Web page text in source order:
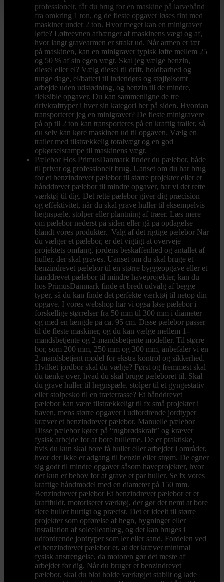
professionelt, får du brug for en maskine på larvebånd
fra omkring 1 ton, og de fleste opgaver løses fint med
maskiner under 2 ton. Hvor meget kan en minigraver
løfte? Løfteevnen afhænger af maskinens vægt og af,
hvor langt gravearmen er strakt ud. Når armen er tæt
på maskinen, kan en minigraver typisk løfte mellem 25
og 50 % af sin egen vægt. Skal jeg vælge benzin,
diesel eller el? Vælg diesel til drift, holdbarhed og
tunge dage, el/batteri til indendørs og støjfølsomt
arbejde uden udstødning, og benzin til de mindre,
fleksible opgaver. Du kan sammenligne de tre
drivkrafttyper i hver sin kategori her på siden. Hvordan
transporterer jeg en minigraver? De fleste minigravere
på op til 2 ton kan transporteres på en kraftig trailer, så
du selv kan køre maskinen ud til opgaven. Vælg en
trailer med tilstrækkelig totalvægt og en god
opkørselsrampe til maskinens vægt.
Pælebor Hos PrimusDanmark finder du pælebor, både
til privat og professionelt brug. Uanset om du har brug
for et benzindrevet pælebor til større projekter eller et
hånddrevet pælebor til mindre opgaver, har vi det rette
værktøj til dig. Det rette pælebor giver dig præcision
og effektivitet, når du skal grave huller til eksempelvis
hegnspæle, stolper eller plantning af træer. Læs mere
om pælebor nederst på siden eller gå på opdagelse
blandt vores produkter. Valg af det rigtige pælebor Når
du vælger et pælebor, er det vigtigt at overveje
projektets omfang, jordens beskaffenhed og antallet af
huller, der skal graves. Uanset om du skal bruge et
benzindrevet pælebor til en større byggeopgave eller et
hånddrevet pælebor til mindre haveprojekter, kan du
hos PrimusDanmark finde et bredt udvalg af begge
typer, så du kan finde det perfekte værktøj til netop din
opgave. I vores webshop har vi også løse pælebor i
forskellige størrelser fra 50 mm til 300 mm i diameter
og med en længde på ca. 95 cm. Disse pælebor passer
til de fleste maskiner, og du kan vælge mellem 1-
mandsbetjente og 2-mandsbetjente modeller. Til større
bor, som 200 mm, 250 mm og 300 mm, anbefaler vi en
2-mandsbetjent model for ekstra kontrol og sikkerhed.
Hvilket jordbor skal du vælge? Først og fremmest skal
du tænke over, hvad du skal bruge pæleboret til. Skal
du grave huller til hegnspæle, stolper til et gyngestativ
eller stolpesko til en træterrasse? Et hånddrevet
pælebor kan være tilstrækkeligt til fx små projekter i
haven, mens større opgaver i udfordrende jordtyper
kræver et benzindrevet pælebor. Manuelle pælebor
Disse pælebor kører på “rugbrødskraft” og kræver
fysisk arbejde for at bore hullerne. De er praktiske,
hvis du kun skal bore få huller eller arbejder i områder,
hvor der ikke er adgang til benzin eller strøm. De egner
sig godt til mindre opgaver såsom haveprojekter, hvor
der kun er behov for at grave et par huller. Se fx vores
kraftige håndmodel med en diameter på 150 mm.
Benzindrevet pælebor Et benzindrevet pælebor er et
kraftfuldt, motoriseret værktøj, der gør det nemt at bore
flere huller hurtigt og præcist. Det er ideelt til større
projekter som opførelse af hegn, bygninger eller
installation af solcelleanlæg, og det kan bruges i
udfordrende jordtyper som ler eller sand. Fordelen ved
et benzindrevet pælebor er, at det kræver minimal
fysisk anstrengelse, da motoren gør det meste af
arbejdet for dig. Når du bruger et benzindrevet
pælebor, skal du blot holde værktøjet stabilt og lade